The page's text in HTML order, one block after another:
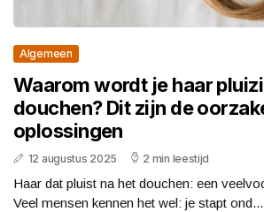
Algemeen
Waarom wordt je haar
douchen? Dit zijn de
oplossingen
12 augustus 2025 2 min leestijd
Haar dat pluist na het douchen: een
Veel mensen kennen het wel: je stapt ond...